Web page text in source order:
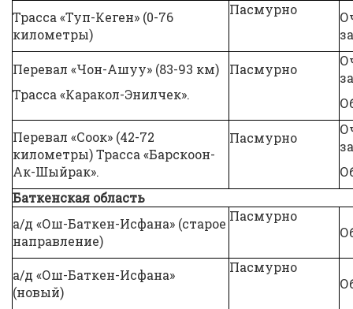
Трасса «Туп-Кеген» (0-76
километры)
Пасмурно
Перевал «Чон-Ашуу» (83-93 км)
Трасса «Каракол-Энилчек».
Пасмурно
Перевал «Соок» (42-72
километры) Трасса «Барскоон-
Ак-Шыйрак».
Пасмурно
Баткенская область
а/д «Ош-Баткен-Исфана» (старое
направление)
Пасмурно
а/д «Ош-Баткен-Исфана»
(новый)
Пасмурно